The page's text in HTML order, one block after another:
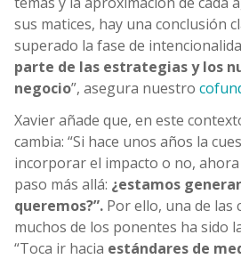
sus matices, hay una conclusión
superado la fase de
parte de las estrategias y los
negocio”, asegura nuestro
Xavier añade que, en este
cambia: “Si hace unos años la
incorporar el impacto o no,
paso más allá: ¿estamos
queremos?”. Por ello, una de las
muchos de los ponentes ha sido
“Toca ir hacia estándares de